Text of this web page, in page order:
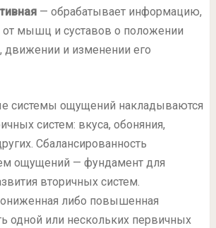
— обрабатывает информацию,
мышц и суставов о положении
движении и изменении его
системы ощущений накладываются
систем: вкуса, обоняния,
Сбалансированность
ощущений — фундамент для
вторичных систем.
либо повышенная
одной или нескольких первичных